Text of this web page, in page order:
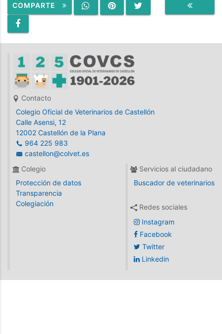
COMPARTE
Contacto
Colegio Oficial de Veterinarios de Castellón
Calle Asensi, 12
12002 Castellón de la Plana
964 225 983
castellon@colvet.es
Colegio
Protección de datos
Transparencia
Colegiación
Servicios al ciudadano
Buscador de veterinarios
Redes sociales
Instagram
Facebook
Twitter
Linkedin